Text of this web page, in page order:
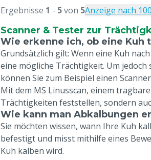
Ergebnisse 1 - 5von 5Anzeige nach 100
Scanner & Tester zur
Wie erkenne ich, ob eine Kuh
Grundsätzlich gilt: Wenn eine Kuh
eine mögliche Trächtigkeit. Um
können Sie zum Beispiel einen
Mit dem MS Linusscan, einem
Trächtigkeiten feststellen, sondern
Wie kann man Abkalbungen
Sie möchten wissen, wann Ihre Kuh
befestigt und misst mithilfe eines
Kuh kalben wird.